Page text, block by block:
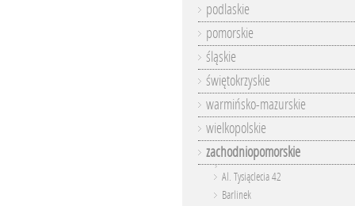
podlaskie
pomorskie
śląskie
świętokrzyskie
warmińsko-mazurskie
wielkopolskie
zachodniopomorskie
Al. Tysiąclecia 42
Barlinek